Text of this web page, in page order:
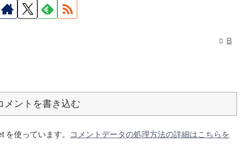
B
メントを書き込む
を使っています。
コメントデータの処理方法の詳細はこちらを